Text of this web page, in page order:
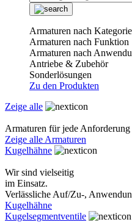
Armaturen nach Kategorie
Armaturen nach Funktion
Armaturen nach
Antriebe & Zubehör
Sonderlösungen
Zu den Produkten
Zeige alle
Armaturen für jede Anforderung
Zeige alle Armaturen
Kugelhähne
Wir sind vielseitig
im Einsatz.
Verlässliche Auf/Zu-,
Kugelhähne
Kugelsegmentventile